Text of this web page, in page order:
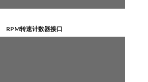
RPM转速计数器接口